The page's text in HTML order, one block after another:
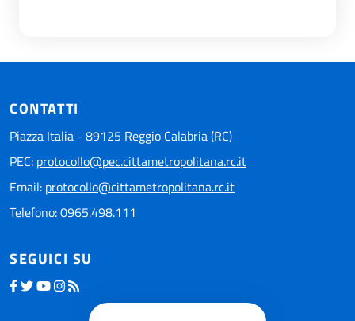
CONTATTI
Piazza Italia - 89125 Reggio Calabria (RC)
PEC: protocollo@pec.cittametropolitana.rc.it
Email: protocollo@cittametropolitana.rc.it
Telefono: 0965.498.111
SEGUICI SU